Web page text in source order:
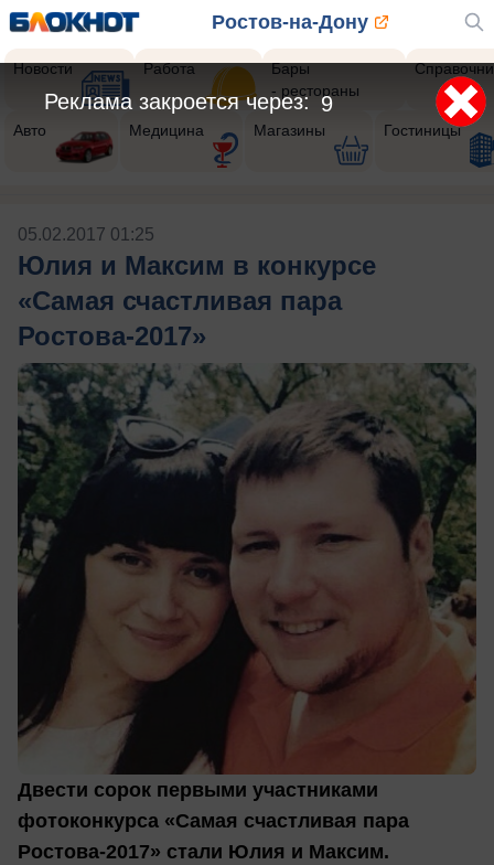
Ростов-на-Дону
Новости Работа
Бары
- рестораны
Авто Медицина Магазины Гостиницы
05.02.2017 01:25
Юлия и Максим в конкурсе
«Самая счастливая пара
Ростова-2017»
Двести сорок первыми участниками
фотоконкурса «Самая счастливая пара
Ростова-2017» стали Юлия и Максим.
9
Реклама закроется через: